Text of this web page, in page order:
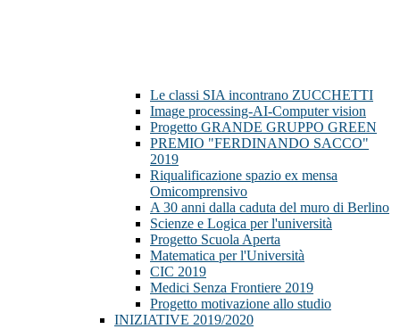
Le classi SIA incontrano ZUCCHETTI
Image processing-AI-Computer vision
Progetto GRANDE GRUPPO GREEN
PREMIO "FERDINANDO SACCO"
2019
Riqualificazione spazio ex mensa
Omicomprensivo
A 30 anni dalla caduta del muro di Berlino
Scienze e Logica per l'università
Progetto Scuola Aperta
Matematica per l'Università
CIC 2019
Medici Senza Frontiere 2019
Progetto motivazione allo studio
INIZIATIVE 2019/2020